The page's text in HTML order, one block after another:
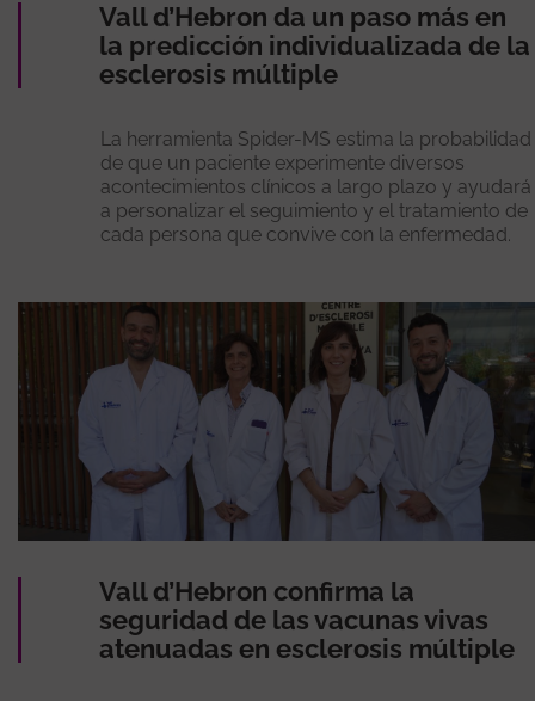
Vall d’Hebron da un paso más en
la predicción individualizada de la
esclerosis múltiple
La herramienta Spider-MS estima la probabilidad
de que un paciente experimente diversos
acontecimientos clínicos a largo plazo y ayudará
a personalizar el seguimiento y el tratamiento de
cada persona que convive con la enfermedad.
Vall d’Hebron confirma la
seguridad de las vacunas vivas
atenuadas en esclerosis múltiple